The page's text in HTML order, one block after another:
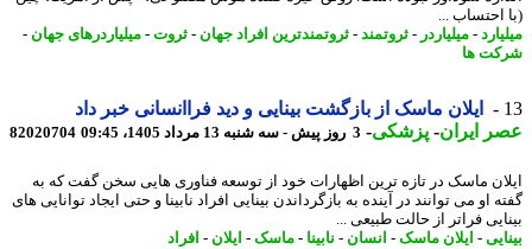
احتساب ...
-میلیاردر- ثروتمند-ثروتمندترین افراد جهان-ثروت-میلیاردرهای جهان-
ها
ایلان ماسک از بازگشت بینایی و دید فراانسانی خبر داد
ایران- پزشکی-3 روز پیش - سه شنبه 13 مرداد 1405، 09:45 82020704
ماسک در تازه ترین اظهارات خود از توسعه فناوری هایی سخن گفت که به
او می توانند در آینده به بازگرداندن بینایی افراد نابینا و حتی ایجاد توانایی های
فراتر از حالت طبیعی ...
-ایلان ماسک-انسان-نابینا -ماسک-ایلان -افراد